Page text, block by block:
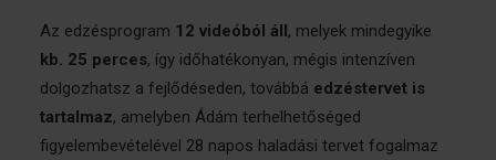
Az edzésprogram 12 videóból áll, melyek mindegyike
kb. 25 perces, így időhatékonyan, mégis intenzíven
dolgozhatsz a fejlődéseden, továbbá edzéstervet is
tartalmaz, amelyben Ádám terhelhetőséged
figyelembevételével 28 napos haladási tervet fogalmaz